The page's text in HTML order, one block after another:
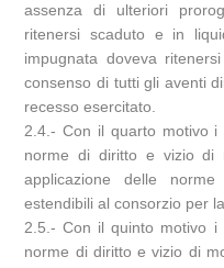
assenza di ulteriori
ritenersi scaduto e in
impugnata doveva
consenso di tutti gli aventi
recesso esercitato.
2.4.- Con il quarto motivo i
norme di diritto e vizio di
applicazione delle
estendibili al consorzio per
2.5.- Con il quinto motivo i
norme di diritto e vizio di